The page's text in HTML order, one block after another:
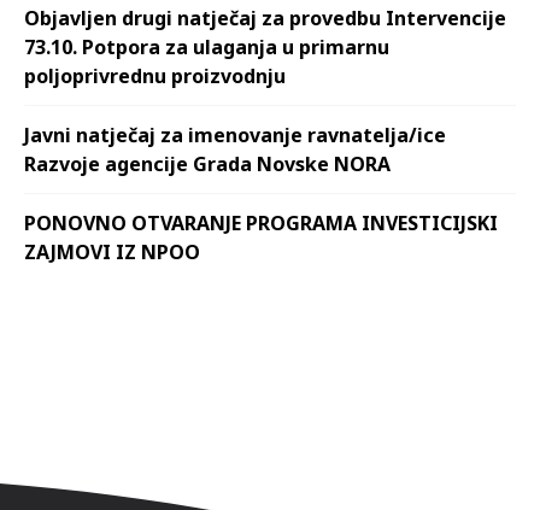
Objavljen drugi natječaj za provedbu Intervencije
73.10. Potpora za ulaganja u primarnu
poljoprivrednu proizvodnju
Javni natječaj za imenovanje ravnatelja/ice
Razvoje agencije Grada Novske NORA
PONOVNO OTVARANJE PROGRAMA INVESTICIJSKI
ZAJMOVI IZ NPOO